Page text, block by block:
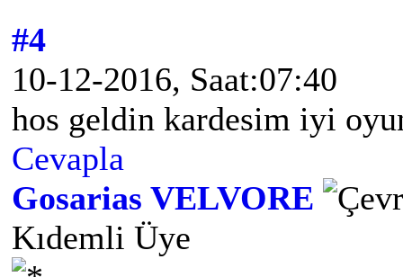
#4
10-12-2016, Saat:07:40
hos geldin kardesim iyi
Cevapla
Gosarias VELVORE
Kıdemli Üye